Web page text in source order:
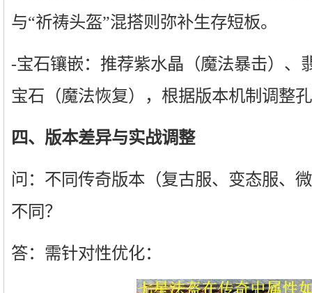
与“祈祷头盔”混搭则弥补生存短板。
-宝石镶嵌：推荐紫水晶（魔法暴击）、
宝石（魔法恢复），根据版本机制调整
四、版本差异与实战调整
问：不同传奇版本（复古服、变态服、
不同？
答：需针对性优化：